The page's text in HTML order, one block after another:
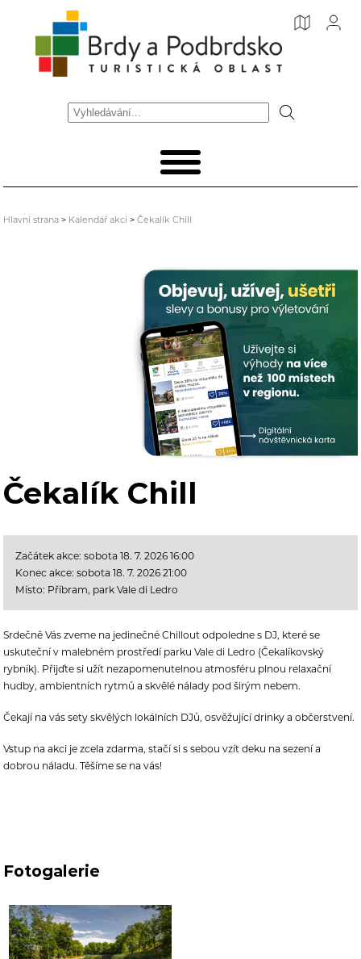
Hlavní strana > Kalendář akcí >Čekalík Chill
Čekalík Chill
Začátek akce: sobota 18. 7. 2026 16:00
Konec akce: sobota 18. 7. 2026 21:00
Místo: Příbram, park Vale di Ledro
Srdečně Vás zveme na jedinečné Chillout odpoledne s DJ, které se
uskuteční v malebném prostředí parku Vale di Ledro (Čekalíkovský
rybník). Přijďte si užít nezapomenutelnou atmosféru plnou relaxační
hudby, ambientních rytmů a skvělé nálady pod širým nebem.
Čekají na vás sety skvělých lokálních DJů, osvěžující drinky a občerstvení.
Vstup na akci je zcela zdarma, stačí si s sebou vzít deku na sezení a
dobrou náladu. Těšíme se na vás!
Fotogalerie